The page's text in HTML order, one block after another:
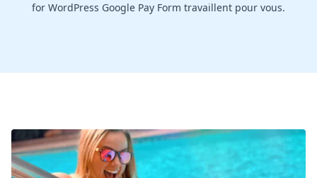
for WordPress Google Pay Form travaillent pour vous.